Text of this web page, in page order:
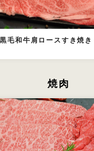
毛和牛肩ロースすき焼
焼肉